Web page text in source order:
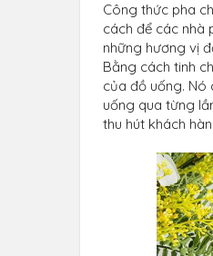
Công thức pha
cách để các nhà
những hương vị
Bằng cách tinh
của đồ uống.
uống qua từng
thu hút khách